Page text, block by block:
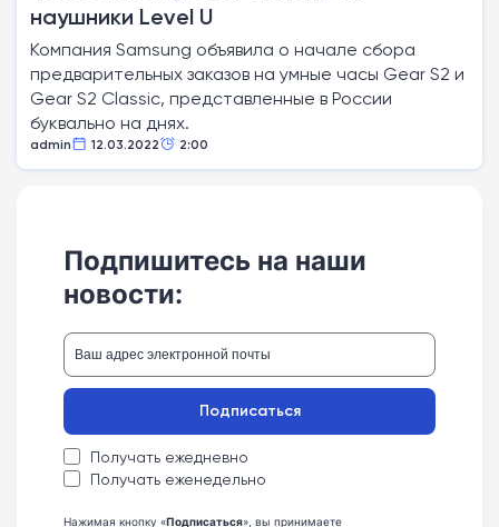
наушники Level U
Компания Samsung объявила о начале сбора
предварительных заказов на умные часы Gear S2 и
Gear S2 Classic, представленные в России
буквально на днях.
admin 12.03.2022 2:00
Подпишитесь на наши
новости:
Получать ежедневно
Получать еженедельно
Подписаться
Нажимая кнопку «Подписаться», вы принимаете